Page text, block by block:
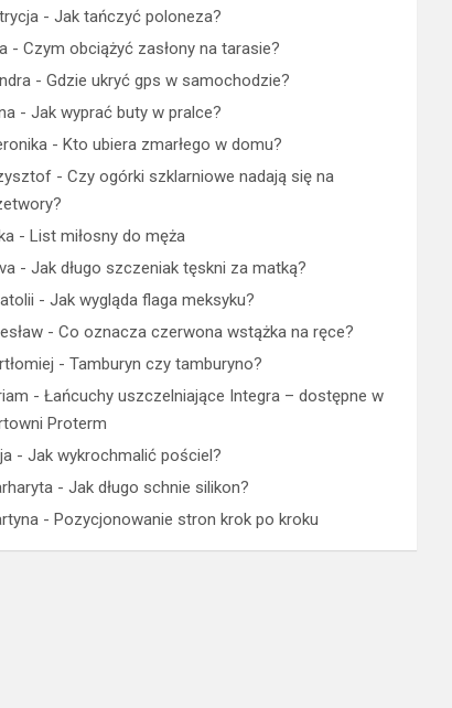
-Jak tańczyć poloneza?
-Czym obciążyć zasłony na tarasie?
-Gdzie ukryć gps w samochodzie?
-Jak wyprać buty w pralce?
- Kto ubiera zmarłego w domu?
-Czy ogórki szklarniowe nadają się na
- List miłosny do męża
-Jak długo szczeniak tęskni za matką?
-Jak wygląda flaga meksyku?
-Co oznacza czerwona wstążka na ręce?
-Tamburyn czy tamburyno?
-Łańcuchy uszczelniające Integra – dostępne w
Proterm
-Jak wykrochmalić pościel?
-Jak długo schnie silikon?
- Pozycjonowanie stron krok po kroku